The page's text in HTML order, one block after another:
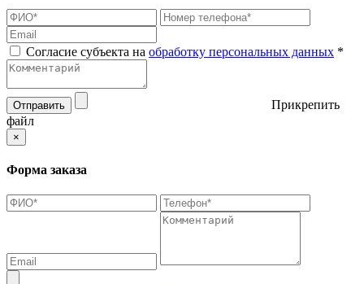
Согласие субъекта на обработку персональных данных *
Отправить
Прикрепить
файл
×
Форма заказа